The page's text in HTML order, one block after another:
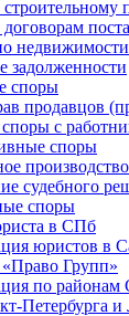
недвижимости
задолженности
споры
продавцов
с
споры
судебного
споры
в СПб
юристов в
Групп»
по
Петербурга